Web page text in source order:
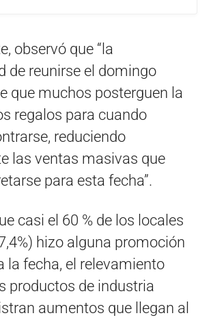
observó que “la
de reunirse el domingo
que muchos posterguen la
regalos para cuando
reduciendo
las ventas masivas que
para esta fecha”.
casi el 60 % de los locales
hizo alguna promoción
la fecha, el relevamiento
productos de industria
aumentos que llegan al